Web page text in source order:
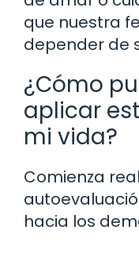
que nuestra
depender de
¿Cómo
aplicar
mi vida?
Comienza
hacia los